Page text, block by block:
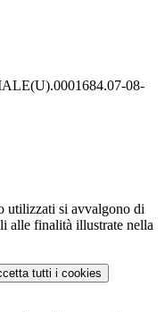
08-
utilizzati si avvalgono di
alle finalità illustrate nella
tutti i cookies